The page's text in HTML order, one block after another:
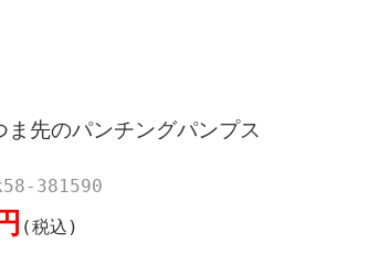
ま先のパンチングパンプス
381590
(税込)